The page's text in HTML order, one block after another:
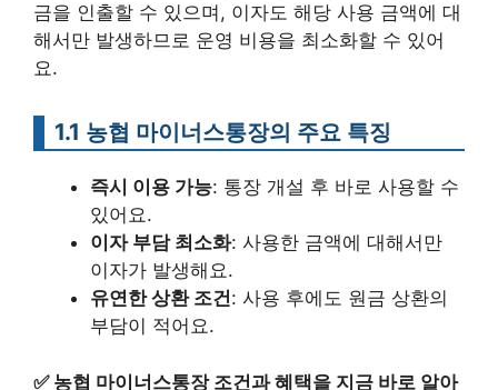
금을 인출할 수 있으며, 이자도 해당 사용 금액에 대
해서만 발생하므로 운영 비용을 최소화할 수 있어
요.
1.1 농협 마이너스통장의 주요 특징
즉시 이용 가능: 통장 개설 후 바로 사용할 수
있어요.
이자 부담 최소화: 사용한 금액에 대해서만
이자가 발생해요.
유연한 상환 조건: 사용 후에도 원금 상환의
부담이 적어요.
✅ 농협 마이너스통장 조건과 혜택을 지금 바로 알아